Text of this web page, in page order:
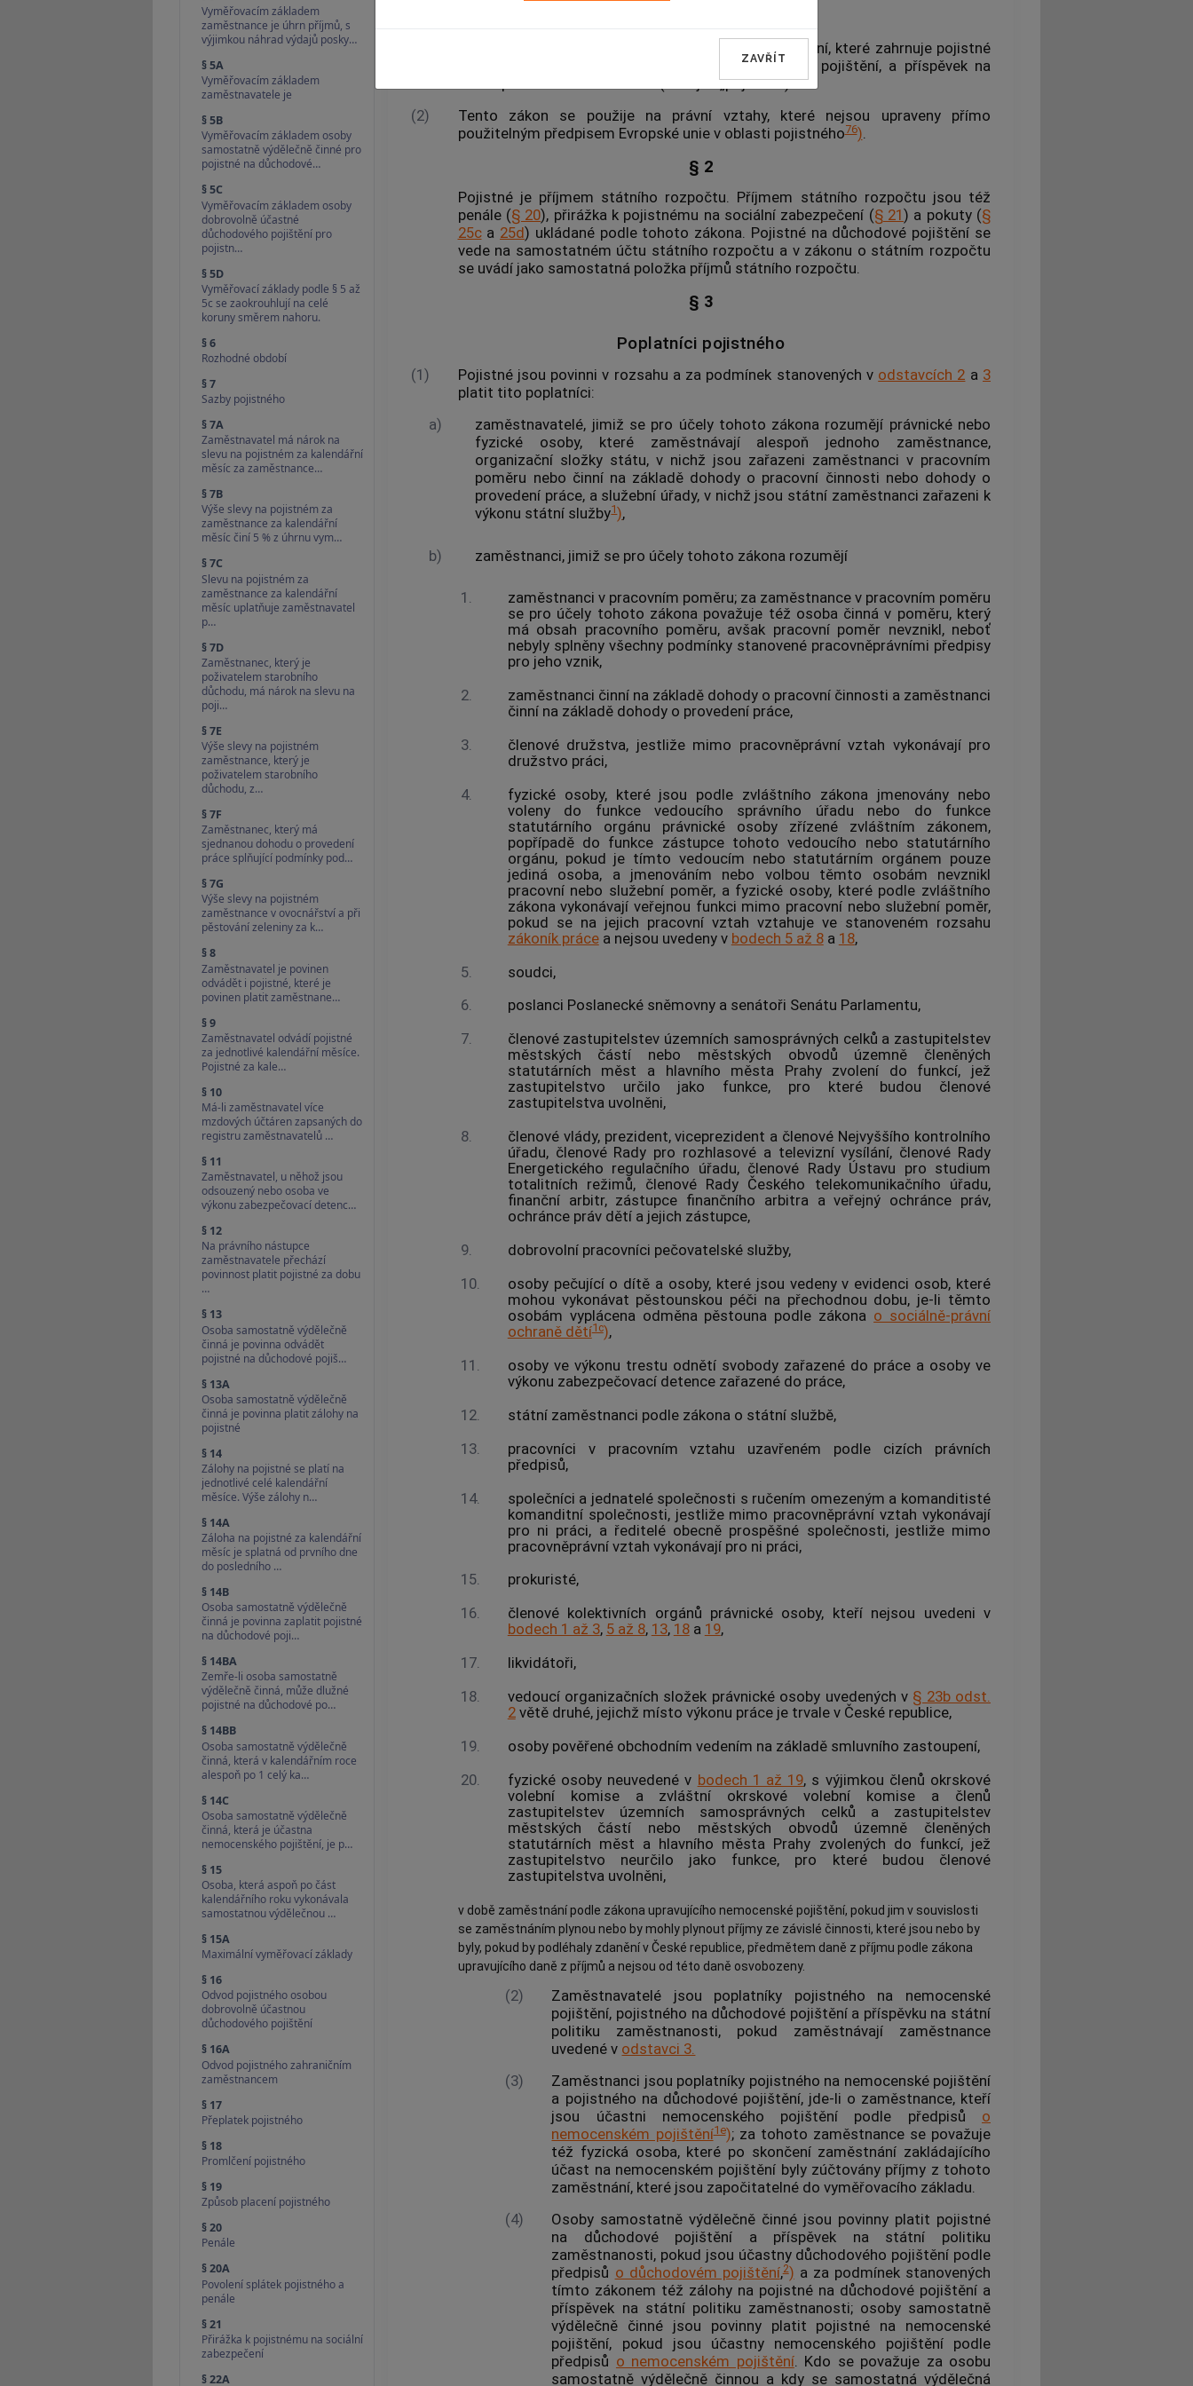
Vyměřovacím základem
zaměstnance je úhrn příjmů, s
výjimkou náhrad výdajů posky…
§ 5A
Vyměřovacím základem
zaměstnavatele je
§ 5B
Vyměřovacím základem osoby
samostatně výdělečně činné pro
pojistné na důchodové…
§ 5C
Vyměřovacím základem osoby
dobrovolně účastné
důchodového pojištění pro
pojistn…
§ 5D
Vyměřovací základy podle § 5 až
5c se zaokrouhlují na celé
koruny směrem nahoru.
§ 6
Rozhodné období
§ 7
Sazby pojistného
§ 7A
Zaměstnavatel má nárok na
slevu na pojistném za kalendářní
měsíc za zaměstnance…
§ 7B
Výše slevy na pojistném za
zaměstnance za kalendářní
měsíc činí 5 % z úhrnu vym…
§ 7C
Slevu na pojistném za
zaměstnance za kalendářní
měsíc uplatňuje zaměstnavatel
p…
§ 7D
Zaměstnanec, který je
poživatelem starobního
důchodu, má nárok na slevu na
poji…
§ 7E
Výše slevy na pojistném
zaměstnance, který je
poživatelem starobního
důchodu, z…
§ 7F
Zaměstnanec, který má
sjednanou dohodu o provedení
práce splňující podmínky pod…
§ 7G
Výše slevy na pojistném
zaměstnance v ovocnářství a při
pěstování zeleniny za k…
§ 8
Zaměstnavatel je povinen
odvádět i pojistné, které je
povinen platit zaměstnane…
§ 9
Zaměstnavatel odvádí pojistné
za jednotlivé kalendářní měsíce.
Pojistné za kale…
§ 10
Má-li zaměstnavatel více
mzdových účtáren zapsaných do
registru zaměstnavatelů …
§ 11
Zaměstnavatel, u něhož jsou
odsouzený nebo osoba ve
výkonu zabezpečovací detenc…
§ 12
Na právního nástupce
zaměstnavatele přechází
povinnost platit pojistné za dobu
…
§ 13
Osoba samostatně výdělečně
činná je povinna odvádět
pojistné na důchodové pojiš…
§ 13A
Osoba samostatně výdělečně
činná je povinna platit zálohy na
pojistné
§ 14
Zálohy na pojistné se platí na
jednotlivé celé kalendářní
měsíce. Výše zálohy n…
§ 14A
Záloha na pojistné za kalendářní
měsíc je splatná od prvního dne
do posledního …
§ 14B
Osoba samostatně výdělečně
činná je povinna zaplatit pojistné
na důchodové poji…
§ 14BA
Zemře-li osoba samostatně
výdělečně činná, může dlužné
pojistné na důchodové po…
§ 14BB
Osoba samostatně výdělečně
činná, která v kalendářním roce
alespoň po 1 celý ka…
§ 14C
Osoba samostatně výdělečně
činná, která je účastna
nemocenského pojištění, je p…
§ 15
Osoba, která aspoň po část
kalendářního roku vykonávala
samostatnou výdělečnou …
§ 15A
Maximální vyměřovací základy
§ 16
Odvod pojistného osobou
dobrovolně účastnou
důchodového pojištění
§ 16A
Odvod pojistného zahraničním
zaměstnancem
§ 17
Přeplatek pojistného
§ 18
Promlčení pojistného
§ 19
Způsob placení pojistného
§ 20
Penále
§ 20A
Povolení splátek pojistného a
penále
§ 21
Přirážka k pojistnému na sociální
zabezpečení
§ 22A
Tento zákon upravuje pojistné na sociální zabezpečení, které zahrnuje pojistné
na důchodové pojištění a pojistné na nemocenské pojištění, a příspěvek na
státní politiku zaměstnanosti (dále jen „pojistné“).
(2)
Tento zákon se použije na právní vztahy, které nejsou upraveny přímo
použitelným předpisem Evropské unie v oblasti pojistného76).
§ 2
Pojistné je příjmem státního rozpočtu. Příjmem státního rozpočtu jsou též
penále (§ 20), přirážka k pojistnému na sociální zabezpečení (§ 21) a pokuty (§
25ca 25d) ukládané podle tohoto zákona. Pojistné na důchodové pojištění se
vede na samostatném účtu státního rozpočtu a v zákonu o státním rozpočtu
se uvádí jako samostatná položka příjmů státního rozpočtu.
§ 3
Poplatníci pojistného
(1) Pojistné jsou povinni v rozsahu a za podmínek stanovených v odstavcích 2 a 3
platit tito poplatníci:
a)
zaměstnavatelé, jimiž se pro účely tohoto zákona rozumějí právnické nebo
fyzické osoby, které zaměstnávají alespoň jednoho zaměstnance,
organizační složky státu, v nichž jsou zařazeni zaměstnanci v pracovním
poměru nebo činní na základě dohody o pracovní činnosti nebo dohody o
provedení práce, a služební úřady, v nichž jsou státní zaměstnanci zařazeni k
výkonu státní služby1),
b) zaměstnanci, jimiž se pro účely tohoto zákona rozumějí
1.
zaměstnanci v pracovním poměru; za zaměstnance v pracovním poměru
se pro účely tohoto zákona považuje též osoba činná v poměru, který
má obsah pracovního poměru, avšak pracovní poměr nevznikl, neboť
nebyly splněny všechny podmínky stanovené pracovněprávními předpisy
pro jeho vznik,
2.
zaměstnanci činní na základě dohody o pracovní činnosti a zaměstnanci
činní na základě dohody o provedení práce,
3.
členové družstva, jestliže mimo pracovněprávní vztah vykonávají pro
družstvo práci,
4.
fyzické osoby, které jsou podle zvláštního zákona jmenovány nebo
voleny do funkce vedoucího správního úřadu nebo do funkce
statutárního orgánu právnické osoby zřízené zvláštním zákonem,
popřípadě do funkce zástupce tohoto vedoucího nebo statutárního
orgánu, pokud je tímto vedoucím nebo statutárním orgánem pouze
jediná osoba, a jmenováním nebo volbou těmto osobám nevznikl
pracovní nebo služební poměr, a fyzické osoby, které podle zvláštního
zákona vykonávají veřejnou funkci mimo pracovní nebo služební poměr,
pokud se na jejich pracovní vztah vztahuje ve stanoveném rozsahu
zákoník prácea nejsou uvedeny v bodech 5 až 8a 18,
5.
soudci,
6.
poslanci Poslanecké sněmovny a senátoři Senátu Parlamentu,
7.
členové zastupitelstev územních samosprávných celků a zastupitelstev
městských částí nebo městských obvodů územně členěných
statutárních měst a hlavního města Prahy zvolení do funkcí, jež
zastupitelstvo určilo jako funkce, pro které budou členové
zastupitelstva uvolněni,
8.
členové vlády, prezident, viceprezident a členové Nejvyššího kontrolního
úřadu, členové Rady pro rozhlasové a televizní vysílání, členové Rady
Energetického regulačního úřadu, členové Rady Ústavu pro studium
totalitních režimů, členové Rady Českého telekomunikačního úřadu,
finanční arbitr, zástupce finančního arbitra a veřejný ochránce práv,
ochránce práv dětí a jejich zástupce,
9.
dobrovolní pracovníci pečovatelské služby,
10.
osoby pečující o dítě a osoby, které jsou vedeny v evidenci osob, které
mohou vykonávat pěstounskou péči na přechodnou dobu, je-li těmto
osobám vyplácena odměna pěstouna podle zákona o sociálně-právní
ochraně dětí1c),
11.
osoby ve výkonu trestu odnětí svobody zařazené do práce a osoby ve
výkonu zabezpečovací detence zařazené do práce,
12.
státní zaměstnanci podle zákona o státní službě,
13.
pracovníci v pracovním vztahu uzavřeném podle cizích právních
předpisů,
14.
společníci a jednatelé společnosti s ručením omezeným a komanditisté
komanditní společnosti, jestliže mimo pracovněprávní vztah vykonávají
pro ni práci, a ředitelé obecně prospěšné společnosti, jestliže mimo
pracovněprávní vztah vykonávají pro ni práci,
15.
prokuristé,
16.
členové kolektivních orgánů právnické osoby, kteří nejsou uvedeni v
bodech 1 až 3, 5 až 8, 13, 18a 19,
17.
likvidátoři,
18.
vedoucí organizačních složek právnické osoby uvedených v § 23b odst.
2větě druhé, jejichž místo výkonu práce je trvale v České republice,
19.
osoby pověřené obchodním vedením na základě smluvního zastoupení,
20.
fyzické osoby neuvedené v bodech 1 až 19, s výjimkou členů okrskové
volební komise a zvláštní okrskové volební komise a členů
zastupitelstev územních samosprávných celků a zastupitelstev
městských částí nebo městských obvodů územně členěných
statutárních měst a hlavního města Prahy zvolených do funkcí, jež
zastupitelstvo neurčilo jako funkce, pro které budou členové
zastupitelstva uvolněni,
v době zaměstnání podle zákona upravujícího nemocenské pojištění, pokud jim v souvislosti
se zaměstnáním plynou nebo by mohly plynout příjmy ze závislé činnosti, které jsou nebo by
byly, pokud by podléhaly zdanění v České republice, předmětem daně z příjmu podle zákona
upravujícího daně z příjmů a nejsou od této daně osvobozeny.
(2)
Zaměstnavatelé jsou poplatníky pojistného na nemocenské
pojištění, pojistného na důchodové pojištění a příspěvku na státní
politiku zaměstnanosti, pokud zaměstnávají zaměstnance
uvedené v odstavci 3.
(3)
Zaměstnanci jsou poplatníky pojistného na nemocenské pojištění
a pojistného na důchodové pojištění, jde-li o zaměstnance, kteří
jsou účastni nemocenského pojištění podle předpisů o
nemocenském pojištění1e); za tohoto zaměstnance se považuje
též fyzická osoba, které po skončení zaměstnání zakládajícího
účast na nemocenském pojištění byly zúčtovány příjmy z tohoto
zaměstnání, které jsou započitatelné do vyměřovacího základu.
(4)
Osoby samostatně výdělečně činné jsou povinny platit pojistné
na důchodové pojištění a příspěvek na státní politiku
zaměstnanosti, pokud jsou účastny důchodového pojištění podle
předpisů o důchodovém pojištění,2) a za podmínek stanovených
tímto zákonem též zálohy na pojistné na důchodové pojištění a
příspěvek na státní politiku zaměstnanosti; osoby samostatně
výdělečně činné jsou povinny platit pojistné na nemocenské
pojištění, pokud jsou účastny nemocenského pojištění podle
předpisů o nemocenském pojištění. Kdo se považuje za osobu
samostatně výdělečně činnou a kdy se samostatná výdělečná
ZAVŘÍT